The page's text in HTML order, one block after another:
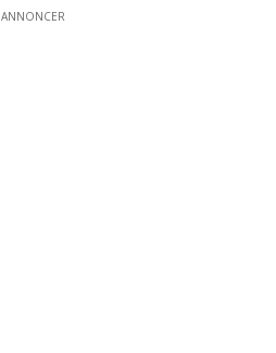
ANNONCER